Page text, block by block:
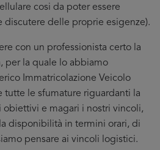
cosi da poter essere
discutere delle proprie esigenze).
con un professionista certo la
per la quale lo abbiamo
Immatricolazione Veicolo
tutte le sfumature riguardanti la
obiettivi e magari i nostri vincoli,
disponibilità in termini orari, di
pensare ai vincoli logistici.